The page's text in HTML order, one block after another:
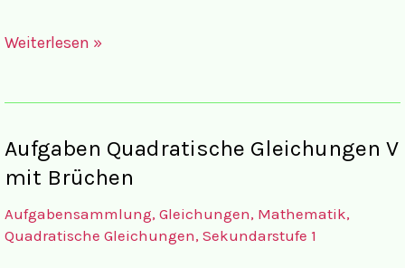
Lösungen
Gleichungen
mit
Wurzelsatz
von
Weiterlesen »
Aufgaben Quadratische Gleichungen V
mit Brüchen
Aufgabensammlung, Gleichungen, Mathematik,
Quadratische Gleichungen, Sekundarstufe 1